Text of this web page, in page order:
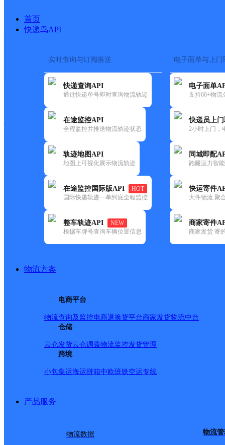
首页
快递鸟API
实时查询与订阅推送
快递查询API
通过快递单号即时查询物流轨迹
在途监控API
全程监控并推送物流轨迹状态
轨迹地图API
地图上可视化展示物流轨迹
在途监控国际版API
HOT
国际快递轨迹一单到底全程监控
整车轨迹API
NEW
根据车牌号查询车辆位置信息
电子面单与上门
电子面单
支持60+物流
快递员上
2小时上门，
同城即配
跑腿运力智
快运寄件
大件物流 聚
商家寄件
商家发货 寄
物流方案
电商平台
物流查询及监控电商退换货平台商家发货物流中台
仓储
云仓发货云仓调拨物流监控发货管理
跨境
小包集运海运拼箱中欧班铁空运专线
产品服务
物流数据 物流
快运大全 快递时效
顺丰
个旧市义云百货经营部
更新时间：2021-11-26 00:00:00
所属快递：顺丰速运
所属区域：云南省-红河哈尼族彝族自治州-个旧市
网点地址：个旧市人民路368号泰和文汇苑门口
网点负责人：